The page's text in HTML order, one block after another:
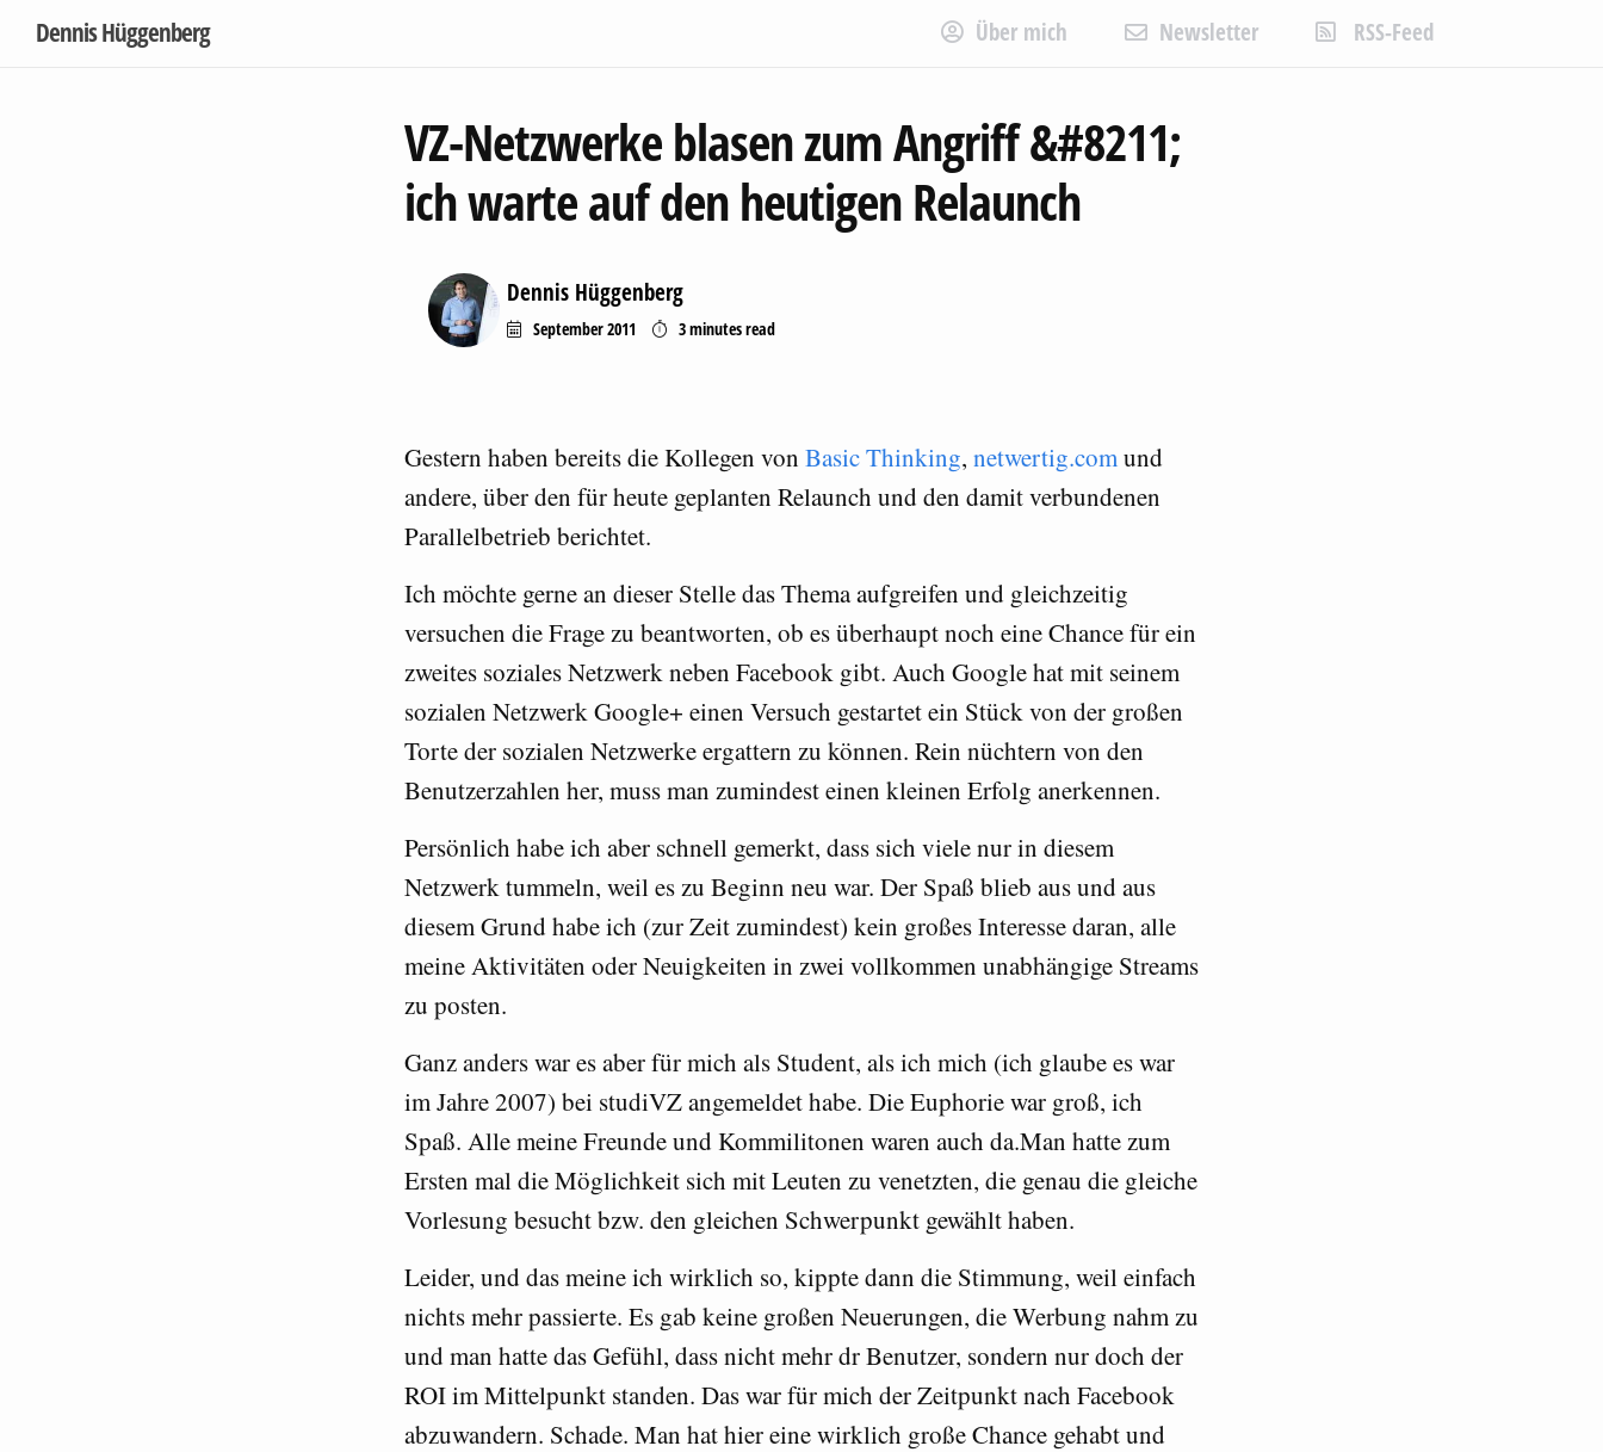
Dennis Hüggenberg Über mich Newsletter RSS-Feed
VZ-Netzwerke blasen zum Angriff &#8211;
ich warte auf den heutigen Relaunch
Dennis Hüggenberg
September 2011 3 minutesread
Gestern haben bereits die Kollegen von Basic Thinking, netwertig.comund
andere, über den für heute geplanten Relaunch und den damit verbundenen
Parallelbetrieb berichtet.
Ich möchte gerne an dieser Stelle das Thema aufgreifen und gleichzeitig
versuchen die Frage zu beantworten, ob es überhaupt noch eine Chance für ein
zweites soziales Netzwerk neben Facebook gibt. Auch Google hat mit seinem
sozialen Netzwerk Google+ einen Versuch gestartet ein Stück von der großen
Torte der sozialen Netzwerke ergattern zu können. Rein nüchtern von den
Benutzerzahlen her, muss man zumindest einen kleinen Erfolg anerkennen.
Persönlich habe ich aber schnell gemerkt, dass sich viele nur in diesem
Netzwerk tummeln, weil es zu Beginn neu war. Der Spaß blieb aus und aus
diesem Grund habe ich (zur Zeit zumindest) kein großes Interesse daran, alle
meine Aktivitäten oder Neuigkeiten in zwei vollkommen unabhängige Streams
zu posten.
Ganz anders war es aber für mich als Student, als ich mich (ich glaube es war
im Jahre 2007) bei studiVZ angemeldet habe. Die Euphorie war groß, ich
Spaß. Alle meine Freunde und Kommilitonen waren auch da.Man hatte zum
Ersten mal die Möglichkeit sich mit Leuten zu venetzten, die genau die gleiche
Vorlesung besucht bzw. den gleichen Schwerpunkt gewählt haben.
Leider, und das meine ich wirklich so, kippte dann die Stimmung, weil einfach
nichts mehr passierte. Es gab keine großen Neuerungen, die Werbung nahm zu
und man hatte das Gefühl, dass nicht mehr dr Benutzer, sondern nur doch der
ROI im Mittelpunkt standen. Das war für mich der Zeitpunkt nach Facebook
abzuwandern. Schade. Man hat hier eine wirklich große Chance gehabt und